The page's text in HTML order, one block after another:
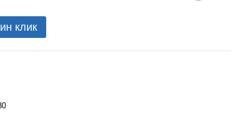
клик